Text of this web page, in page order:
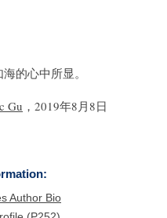
的心中所显。
Gu ，2019年8月8日
Author Bio